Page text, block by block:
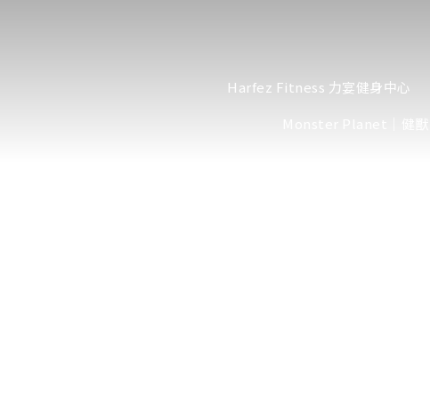
Harfez Fitness 力宴健身中心